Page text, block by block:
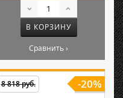
В КОРЗИНУ
Сравнить ›
-20%
8 818 руб.